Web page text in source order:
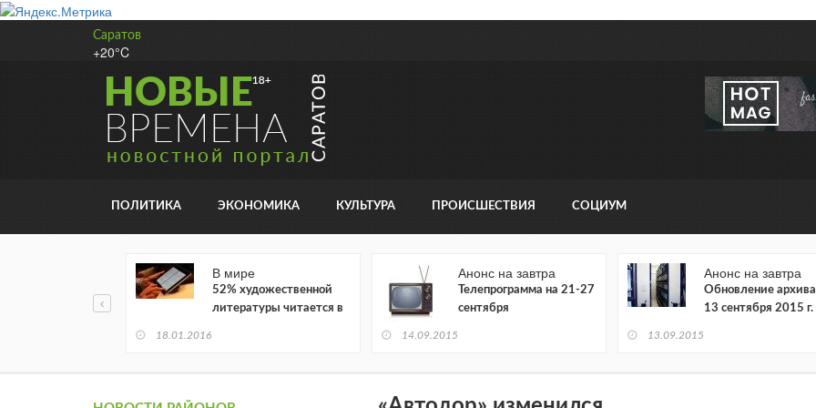
Саратов
+20°C
ПОЛИТИКА ЭКОНОМИКА КУЛЬТУРА ПРОИСШЕСТВИЯ СОЦИУМ
В мире
52% художественной
литературы читается в
18.01.2016
Анонс на завтра
Телепрограмма на 21-27
сентября
14.09.2015
Анонс на завтра
Обновление архива
13 сентября 2015 г.
13.09.2015